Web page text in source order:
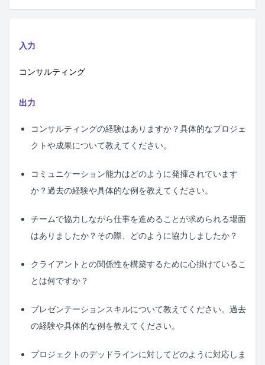
入力
コンサルティング
出力
コンサルティングの経験はありますか？具体的なプロジェ
クトや成果について教えてください。
コミュニケーション能力はどのように発揮されています
か？過去の経験や具体的な例を教えてください。
チームで協力しながら仕事を進めることが求められる場面
はありましたか？その際、どのように協力しましたか？
クライアントとの関係性を構築するために心掛けているこ
とは何ですか？
プレゼンテーションスキルについて教えてください。過去
の経験や具体的な例を教えてください。
プロジェクトのデッドラインに対してどのように対応しま